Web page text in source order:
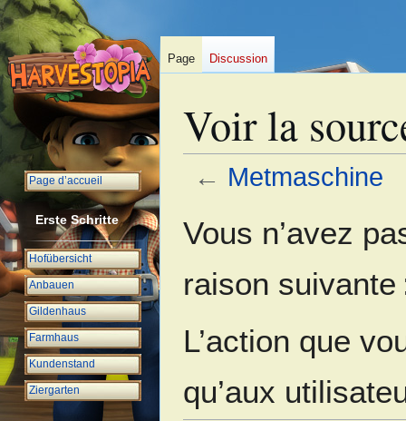
Voir la
← Metmaschine
à
navigation
à
recherche
Vous n’avez
raison suivante
L’action que
qu’aux
Page Discussion
Page d’accueil
Erste Schritte
Hofübersicht
Anbauen
Gildenhaus
Farmhaus
Kundenstand
Ziergarten